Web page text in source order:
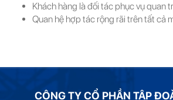
Khách hàng là đối tác phục vụ quan
Quan hệ hợp tác rộng rãi trên tất cả
CÔNG TY CỔ PHẦN TẬP